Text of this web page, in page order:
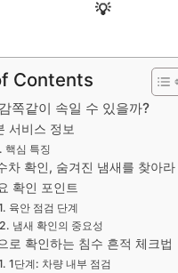
💡
Contents
쪽같이 속일 수 있을까?
서비스 정보
핵심 특징
차 확인, 숨겨진 냄새를 찾아라
확인 포인트
육안 점검 단계
냄새 확인의 중요성
로 확인하는 침수 흔적 체크법
1단계: 차량 내부 점검